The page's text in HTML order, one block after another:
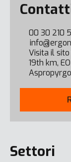
00 30 210
Visita il
19th km,
Settori